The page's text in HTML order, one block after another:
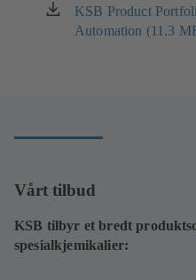
ny
fane)
KSB Product
Automation (11.3
(åpnes
i
Vårt tilbud
KSB tilbyr et bredt
spesialkjemikalier: